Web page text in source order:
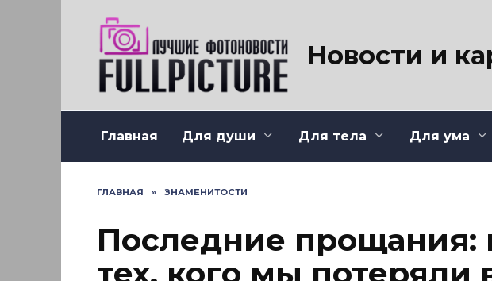
Новости и
Главная Для души Для тела Для ума
ГЛАВНАЯ » ЗНАМЕНИТОСТИ
Последние прощания:
тех, кого мы потеряли